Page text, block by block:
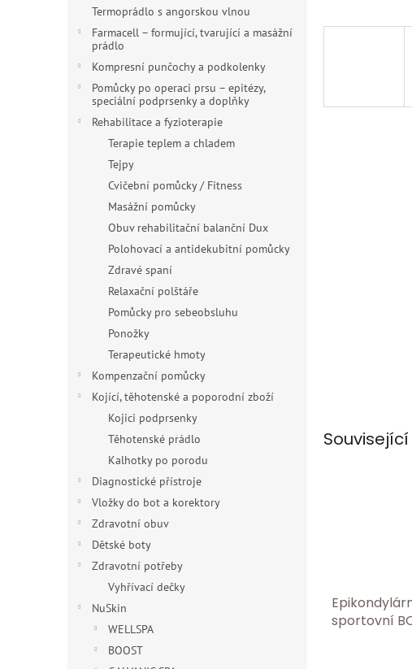
Termoprádlo s angorskou vlnou
Farmacell – formující, tvarující a masážní
prádlo
Kompresní punčochy a podkolenky
Pomůcky po operaci prsu – epitézy,
speciální podprsenky a doplňky
Rehabilitace a fyzioterapie
Terapie teplem a chladem
Tejpy
Cvičební pomůcky / Fitness
Masážní pomůcky
Obuv rehabilitační balanční Dux
Polohovací a antidekubitní pomůcky
Zdravé spaní
Relaxační polštáře
Pomůcky pro sebeobsluhu
Ponožky
Terapeutické hmoty
Kompenzační pomůcky
Kojící, těhotenské a poporodní zboží
Kojici podprsenky
Těhotenské prádlo
Kalhotky po porodu
Diagnostické přístroje
Vložky do bot a korektory
Zdravotní obuv
Dětské boty
Zdravotní potřeby
Vyhřívací dečky
NuSkin
WELLSPA
BOOST
sportovní